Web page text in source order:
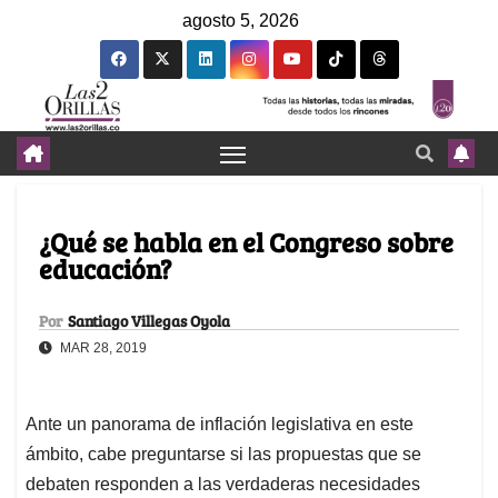
agosto 5, 2026
¿Qué se habla en el Congreso sobre
educación?
Por Santiago Villegas Oyola
MAR 28, 2019
Ante un panorama de inflación legislativa en este
ámbito, cabe preguntarse si las propuestas que se
debaten responden a las verdaderas necesidades